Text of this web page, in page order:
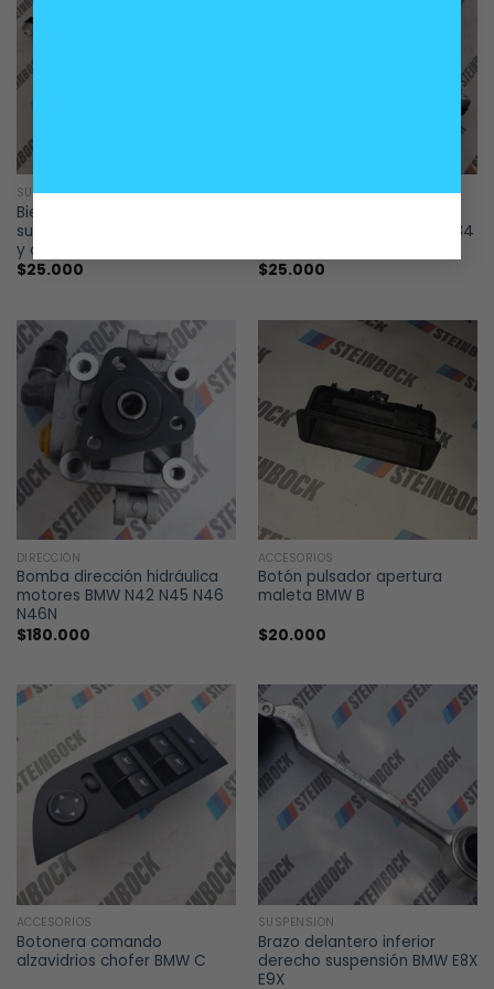
SUSPENSIÓN
Bieleta delantera derecha
suspensión BMW E87 E90 E84
y otros
$25.000
SUSPENSIÓN
suspensión BMW E87 E90 E84
$25.000
DIRECCIÓN
Bomba dirección hidráulica
motores BMW N42 N45 N46
N46N
$180.000
ACCESORIOS
Botón pulsador apertura
maleta BMW B
$20.000
ACCESORIOS
Botonera comando
alzavidrios chofer BMW C
SUSPENSIÓN
Brazo delantero inferior
derecho suspensión BMW E8X
E9X